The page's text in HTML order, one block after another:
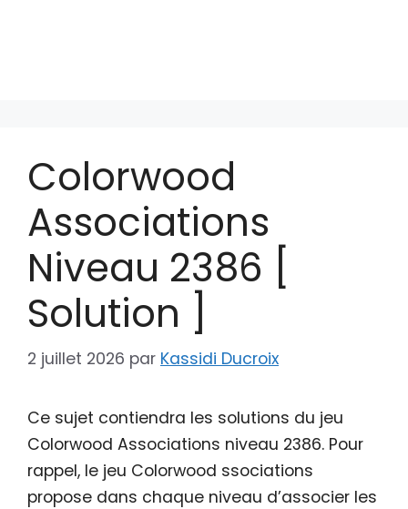
Colorwood
Associations
Niveau 2386 [
Solution ]
2 juillet 2026 par Kassidi Ducroix
Ce sujet contiendra les solutions du jeu
Colorwood Associations niveau 2386. Pour
rappel, le jeu Colorwood ssociations
propose dans chaque niveau d’associer les